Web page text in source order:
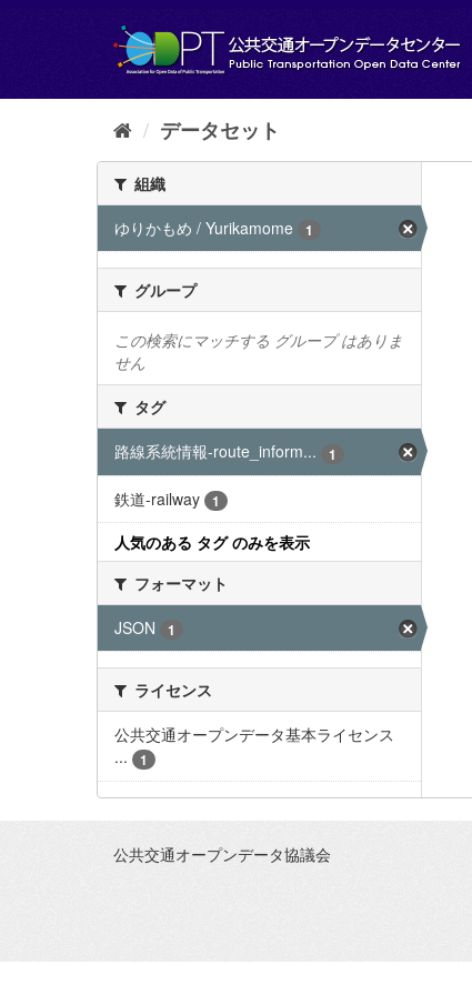
し
データセット
組織
ゆりかもめ / Yurikamome
1
グループ
この検索にマッチする グループ はありま
せん
タグ
路線系統情報-route_inform...
1
鉄道-railway 1
人気のある タグ のみを表示
フォーマット
JSON
1
ライセンス
公共交通オープンデータ基本ライセンス
...
1
公共交通オープンデータ協議会